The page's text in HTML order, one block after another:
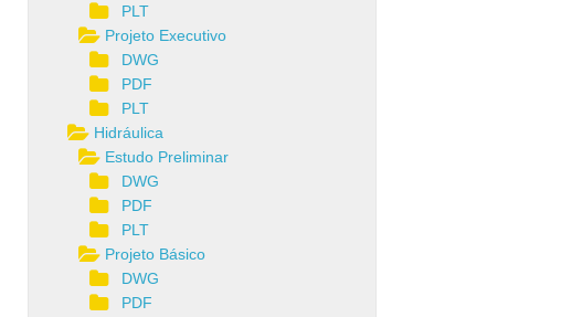
PLT
Projeto Executivo
DWG
PDF
PLT
Hidráulica
Estudo Preliminar
DWG
PDF
PLT
Projeto Básico
DWG
PDF